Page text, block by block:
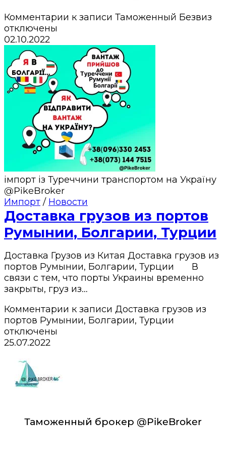
Комментарии к записи Таможенный Безвиз
отключены
02.10.2022
імпорт із Туреччини транспортом на Україну
@PikeBroker
Импорт / Новости
Доставка грузов из портов
Румынии, Болгарии, Турции
Доставка Грузов из Китая Доставка грузов из
портов Румынии, Болгарии, Турции В
связи с тем, что порты Украины временно
закрыты, груз из…
Комментарии к записи Доставка грузов из
портов Румынии, Болгарии, Турции
отключены
25.07.2022
Таможенный брокер @PikeBroker